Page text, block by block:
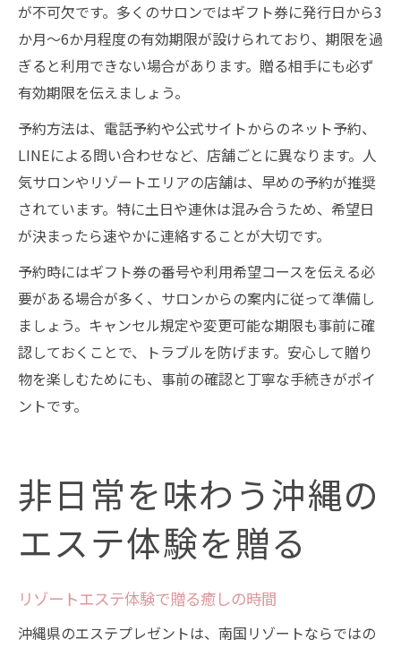
が不可欠です。多くのサロンではギフト券に発行日から3
か月〜6か月程度の有効期限が設けられており、期限を過
ぎると利用できない場合があります。贈る相手にも必ず
有効期限を伝えましょう。
予約方法は、電話予約や公式サイトからのネット予約、
LINEによる問い合わせなど、店舗ごとに異なります。人
気サロンやリゾートエリアの店舗は、早めの予約が推奨
されています。特に土日や連休は混み合うため、希望日
が決まったら速やかに連絡することが大切です。
予約時にはギフト券の番号や利用希望コースを伝える必
要がある場合が多く、サロンからの案内に従って準備し
ましょう。キャンセル規定や変更可能な期限も事前に確
認しておくことで、トラブルを防げます。安心して贈り
物を楽しむためにも、事前の確認と丁寧な手続きがポイ
ントです。
非日常を味わう沖縄の
エステ体験を贈る
リゾートエステ体験で贈る癒しの時間
沖縄県のエステプレゼントは、南国リゾートならではの